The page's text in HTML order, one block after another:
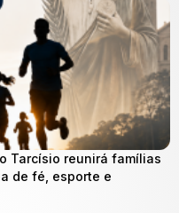
Tarcísio reunirá famílias
de fé, esporte e